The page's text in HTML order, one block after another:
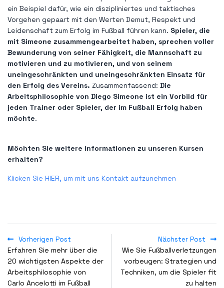
ein Beispiel dafür, wie ein diszipliniertes und taktisches
Vorgehen gepaart mit den Werten Demut, Respekt und
Leidenschaft zum Erfolg im Fußball führen kann. Spieler, die
mit Simeone zusammengearbeitet haben, sprechen voller
Bewunderung von seiner Fähigkeit, die Mannschaft zu
motivieren und zu motivieren, und von seinem
uneingeschränkten und uneingeschränkten Einsatz für
den Erfolg des Vereins. Zusammenfassend: Die
Arbeitsphilosophie von Diego Simeone ist ein Vorbild für
jeden Trainer oder Spieler, der im Fußball Erfolg haben
möchte.
Möchten Sie weitere Informationen zu unseren Kursen
erhalten?
Klicken Sie HIER, um mit uns Kontakt aufzunehmen
Vorherigen Post
Erfahren Sie mehr über die
20 wichtigsten Aspekte der
Arbeitsphilosophie von
Carlo Ancelotti im Fußball
Nächster Post
Wie Sie Fußballverletzungen
vorbeugen: Strategien und
Techniken, um die Spieler fit
zu halten